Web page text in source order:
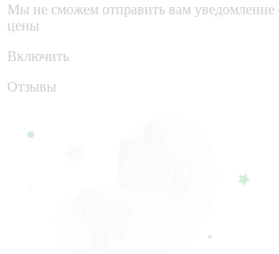
Мы не сможем отправить вам уведомление
цены
Включить
Отзывы